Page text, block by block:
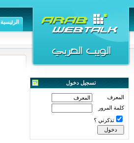
الرئيسية
تسجيل دخول
المعرف
كلمة المرور
تذكرني ؟